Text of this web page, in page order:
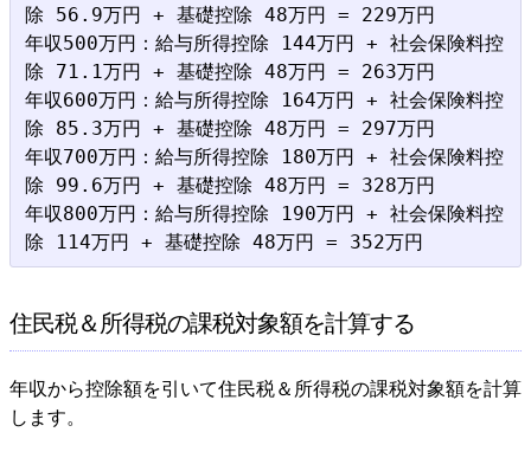
除 56.9万円 + 基礎控除 48万円 = 229万円
年収500万円：給与所得控除 144万円 + 社会保険料控
除 71.1万円 + 基礎控除 48万円 = 263万円
年収600万円：給与所得控除 164万円 + 社会保険料控
除 85.3万円 + 基礎控除 48万円 = 297万円
年収700万円：給与所得控除 180万円 + 社会保険料控
除 99.6万円 + 基礎控除 48万円 = 328万円
年収800万円：給与所得控除 190万円 + 社会保険料控
住民税＆所得税の課税対象額を計算する
年収から控除額を引いて住民税＆所得税の課税対象額を計算
します。